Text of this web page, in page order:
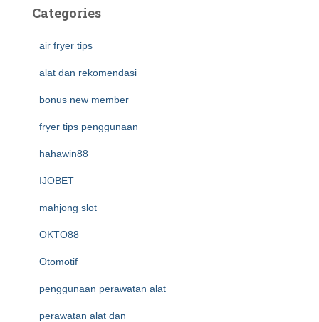
Categories
air fryer tips
alat dan rekomendasi
bonus new member
fryer tips penggunaan
hahawin88
IJOBET
mahjong slot
OKTO88
Otomotif
penggunaan perawatan alat
perawatan alat dan